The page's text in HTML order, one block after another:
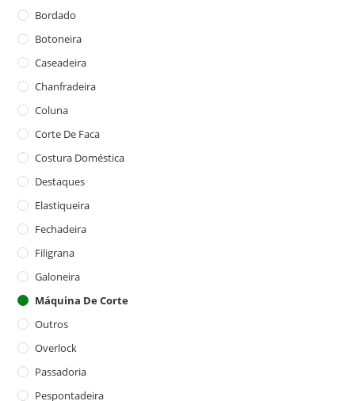
Bordado
Botoneira
Caseadeira
Chanfradeira
Coluna
Corte De Faca
Costura Doméstica
Destaques
Elastiqueira
Fechadeira
Filigrana
Galoneira
Máquina De Corte
Outros
Overlock
Passadoria
Pespontadeira